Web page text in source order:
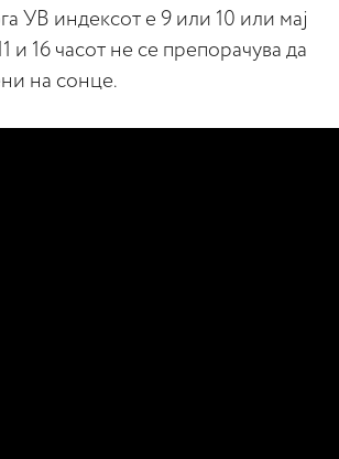
УВ индексот е 9 или 10 или мај
и 16 часот не се препорачува да
на сонце.